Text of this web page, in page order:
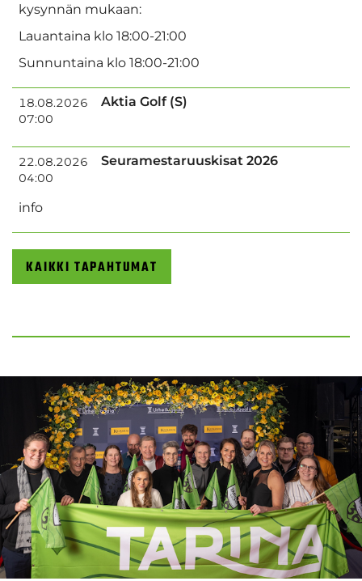
kysynnän mukaan:
Lauantaina klo 18:00-21:00
Sunnuntaina klo 18:00-21:00
18.08.2026
07:00
Aktia Golf (S)
22.08.2026
04:00
Seuramestaruuskisat 2026
info
KAIKKI TAPAHTUMAT